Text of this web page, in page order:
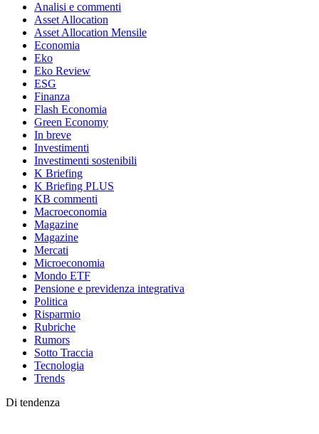
Analisi e commenti
Asset Allocation
Asset Allocation Mensile
Economia
Eko
Eko Review
ESG
Finanza
Flash Economia
Green Economy
In breve
Investimenti
Investimenti sostenibili
K Briefing
K Briefing PLUS
KB commenti
Macroeconomia
Magazine
Magazine
Mercati
Microeconomia
Mondo ETF
Pensione e previdenza integrativa
Politica
Risparmio
Rubriche
Rumors
Sotto Traccia
Tecnologia
Trends
Di tendenza